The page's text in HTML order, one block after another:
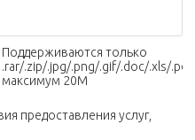
Поддерживаются только
.rar/.zip/.jpg/.png/.gif/.doc/.xls/.pdf,
максимум 20M
предоставления услуг,